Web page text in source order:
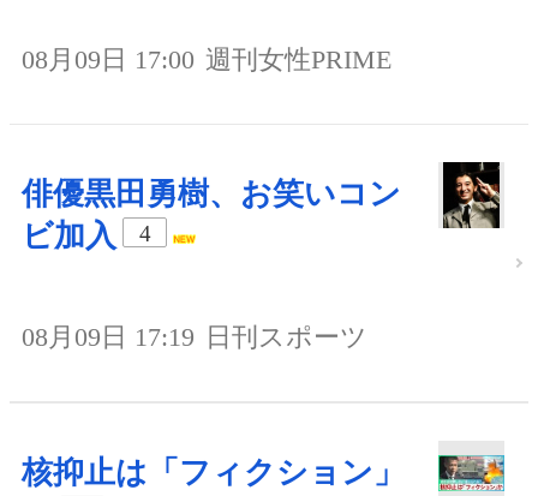
08月09日 17:00 週刊女性PRIME
俳優黒田勇樹、お笑いコン
ビ加入
4
08月09日 17:19 日刊スポーツ
核抑止は「フィクション」